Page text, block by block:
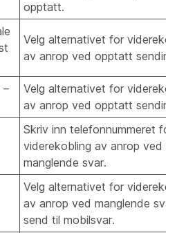
opptatt.
Velg alternativet for
av anrop ved opptatt
–
Velg alternativet for
av anrop ved opptatt
Skriv inn telefonnummeret for
viderekobling av anrop ved
manglende svar.
Velg alternativet for
av anrop ved manglende svar,
send til mobilsvar.